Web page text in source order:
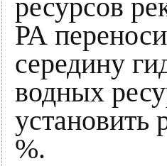
ресурсов
РА
середину
водных
установить
%.